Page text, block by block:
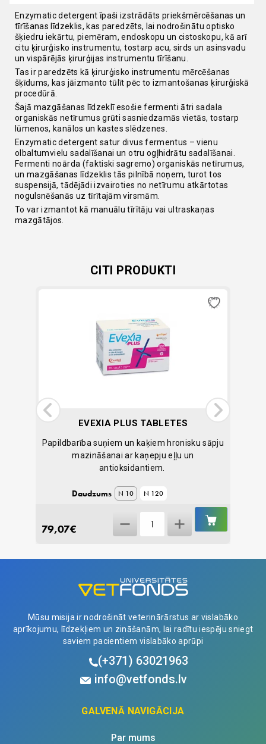
Enzymatic detergent īpaši izstrādāts priekšmērcēšanas un
tīrīšanas līdzeklis, kas paredzēts, lai nodrošinātu optisko
šķiedru iekārtu, piemēram, endoskopu un cistoskopu, kā arī
citu ķirurģisko instrumentu, tostarp acu, sirds un asinsvadu
un vispārējās ķirurģijas instrumentu tīrīšanu.
Tas ir paredzēts kā ķirurģisko instrumentu mērcēšanas
šķīdums, kas jāizmanto tūlīt pēc to izmantošanas ķirurģiskā
procedūrā.
Šajā mazgāšanas līdzeklī esošie fermenti ātri sadala
organiskās netīrumus grūti sasniedzamās vietās, tostarp
lūmenos, kanālos un kastes slēdzenes.
Enzymatic detergent satur divus fermentus – vienu
olbaltumvielu sadalīšanai un otru ogļhidrātu sadalīšanai.
Fermenti noārda (faktiski sagremo) organiskās netīrumus,
un mazgāšanas līdzeklis tās pilnībā noņem, turot tos
suspensijā, tādējādi izvairoties no netīrumu atkārtotas
nogulsnēšanās uz tīrītajām virsmām.
To var izmantot kā manuālu tīrītāju vai ultraskaņas
mazgātājos.
CITI PRODUKTI
GROZĀ
EVEXIA PLUS TABLETES
Papildbarība suņiem un kaķiem hronisku sāpju
mazināšanai ar kaņepju eļļu un
antioksidantiem.
Daudzums N 10 N 120
79,07€
PLUS
Mūsu misija ir nodrošināt veterinārārstus ar vislabāko
aprīkojumu, līdzekļiem un zināšanām, lai radītu iespēju sniegt
saviem pacientiem vislabāko aprūpi
(+371) 63021963
info@vetfonds.lv
GALVENĀ NAVIGĀCIJA
Par mums